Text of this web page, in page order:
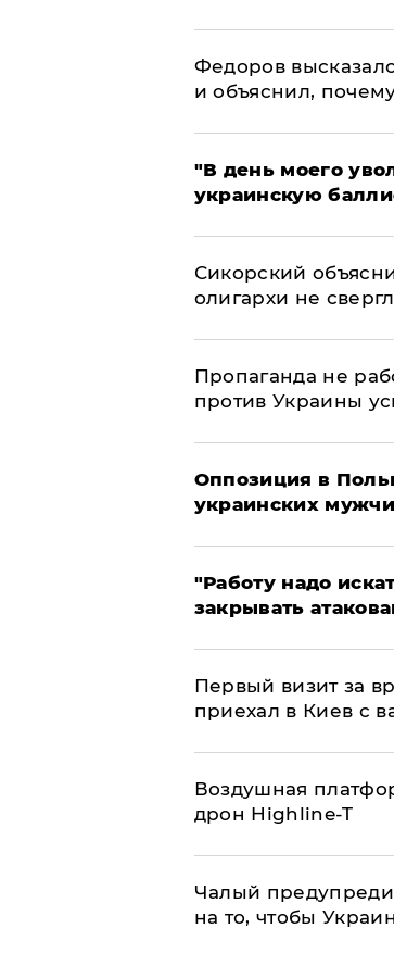
Федоров
и объяснил,
​"В день моего
украинскую
Сикорский
олигархи не
​Пропаганда не
против Украины
Оппозиция в
украинских
"Работу надо
закрывать
Первый визит за
приехал в Киев с
Воздушная
дрон Highline-T
Чалый
на то, чтобы